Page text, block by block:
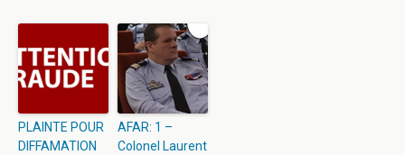
PLAINTE POUR
DIFFAMATION
AFAR: 1 –
Colonel Laurent